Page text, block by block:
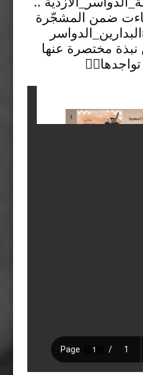
ضمن المشجّرة
نبذة مختصرة عنها